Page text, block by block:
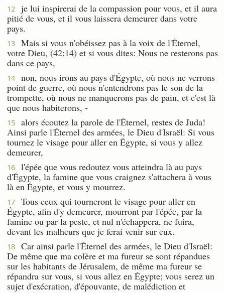
12
je lui inspirerai de la compassion pour vous, et il aura
pitié de vous, et il vous laissera demeurer dans votre
pays.
13
Mais si vous n'obéissez pas à la voix de l'Éternel,
votre Dieu, (42:14) et si vous dites: Nous ne resterons pas
dans ce pays,
14
non, nous irons au pays d'Égypte, où nous ne verrons
point de guerre, où nous n'entendrons pas le son de la
trompette, où nous ne manquerons pas de pain, et c'est là
que nous habiterons, -
15
alors écoutez la parole de l'Éternel, restes de Juda!
Ainsi parle l'Éternel des armées, le Dieu d'Israël: Si vous
tournez le visage pour aller en Égypte, si vous y allez
demeurer,
16
l'épée que vous redoutez vous atteindra là au pays
d'Égypte, la famine que vous craignez s'attachera à vous
là en Égypte, et vous y mourrez.
17
Tous ceux qui tourneront le visage pour aller en
Égypte, afin d'y demeurer, mourront par l'épée, par la
famine ou par la peste, et nul n'échappera, ne fuira,
devant les malheurs que je ferai venir sur eux.
18
Car ainsi parle l'Éternel des armées, le Dieu d'Israël:
De même que ma colère et ma fureur se sont répandues
sur les habitants de Jérusalem, de même ma fureur se
répandra sur vous, si vous allez en Égypte; vous serez un
sujet d'exécration, d'épouvante, de malédiction et